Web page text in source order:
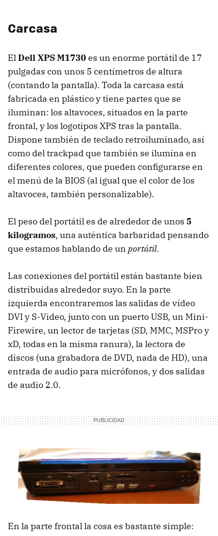
Carcasa
ElDell XPS M1730es un enorme portátil de 17
pulgadas con unos 5 centímetros de altura
(contando la pantalla). Toda la carcasa está
fabricada en plástico y tiene partes que se
iluminan: los altavoces, situados en la parte
frontal, y los logotipos XPS tras la pantalla.
Dispone también de teclado retroiluminado, así
como del trackpad que también se ilumina en
diferentes colores, que pueden configurarse en
el menú de la BIOS (al igual que el color de los
altavoces, también personalizable).
El peso del portátil es de alrededor de unos 5
kilogramos, una auténtica barbaridad pensando
que estamos hablando de un portátil.
Las conexiones del portátil están bastante bien
distribuidas alrededor suyo. En la parte
izquierda encontraremos las salidas de vídeo
DVI y S-Video, junto con un puerto USB, un Mini-
Firewire, un lector de tarjetas (SD, MMC, MSPro y
xD, todas en la misma ranura), la lectora de
discos (una grabadora de DVD, nada de HD), una
entrada de audio para micrófonos, y dos salidas
de audio 2.0.
En la parte frontal la cosa es bastante simple: